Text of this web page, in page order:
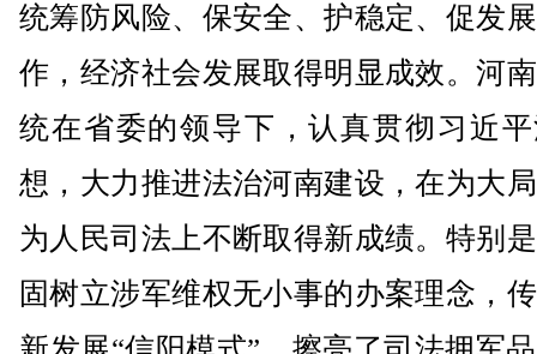
统筹防风险、保安全、护稳定、促发
作，经济社会发展取得明显成效。河
统在省委的领导下，认真贯彻习近
想，大力推进法治河南建设，在为大
为人民司法上不断取得新成绩。特别
固树立涉军维权无小事的办案理念，